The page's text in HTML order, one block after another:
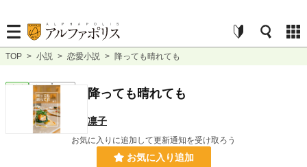
TOP > 小説 > 恋愛小説 > 降っても晴れても
完結 短編 降っても晴れても
凛子
お気に入りに追加して更新通知を受け取ろう
お気に入り追加